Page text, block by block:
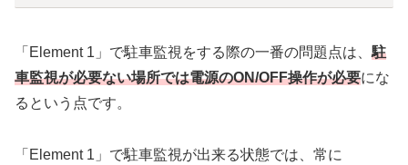
「Element 1」で駐車監視をする際の一番の問題点は、 駐
車監視が必要ない場所では電源のON/OFF操作が必要にな
るという点です。
「Element 1」で駐車監視が出来る状態では、常に